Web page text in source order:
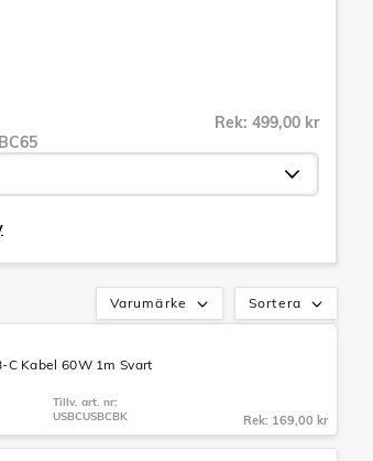
Rek: 499,00 kr
Sortera
Varumärke
C Kabel 60W 1m Svart
Tillv. art. nr:
USBCUSBCBK
Rek: 169,00 kr